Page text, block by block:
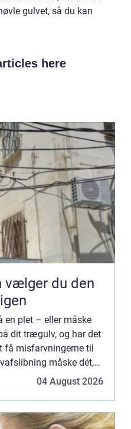
gulvet, så du kan
here
en plet – eller måske
dit trægulv, og har det
misfarvningerne til
måske dét,
både
04 August 2026